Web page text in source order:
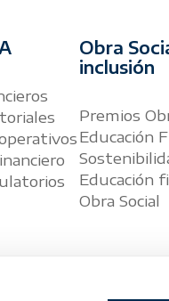
Obra
inclusión
Premios
Educación
Educación
Obra Social